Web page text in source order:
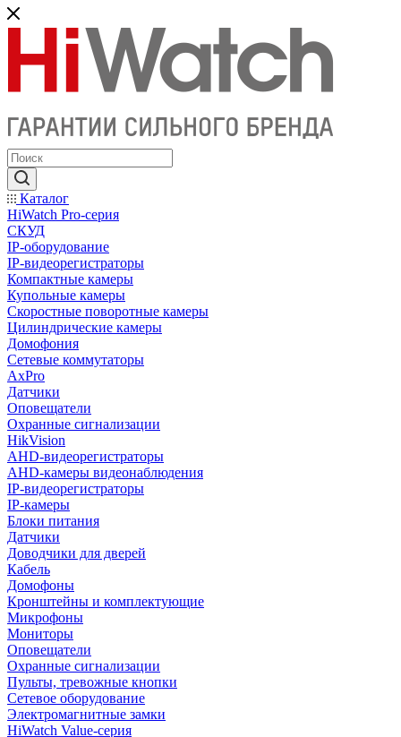
Каталог
HiWatch Pro-серия
CКУД
IP-оборудование
IP-видеорегистраторы
Компактные камеры
Купольные камеры
Скоростные поворотные камеры
Цилиндрические камеры
Домофония
Сетевые коммутаторы
AxPro
Датчики
Оповещатели
Охранные сигнализации
HikVision
AHD-видеорегистраторы
AHD-камеры видеонаблюдения
IP-видеорегистраторы
IP-камеры
Блоки питания
Датчики
Доводчики для дверей
Кабель
Домофоны
Кронштейны и комплектующие
Микрофоны
Мониторы
Оповещатели
Охранные сигнализации
Пульты, тревожные кнопки
Сетевое оборудование
Электромагнитные замки
HiWatch Value-серия